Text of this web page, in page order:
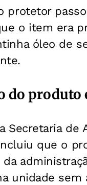
protetor
o item era
óleo de
do
Secretaria de
que o
unidade sem